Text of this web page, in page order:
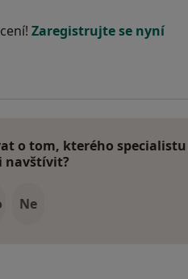
odstraněn
Zaregistrujte se nyní
o tom, kterého
navštívit?
Ne